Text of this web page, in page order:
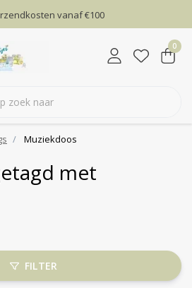
vanaf €100
0
Muziekdoos
met
FILTER